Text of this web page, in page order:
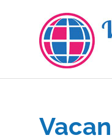
contenuto